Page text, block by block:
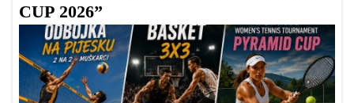
CUP 2026”